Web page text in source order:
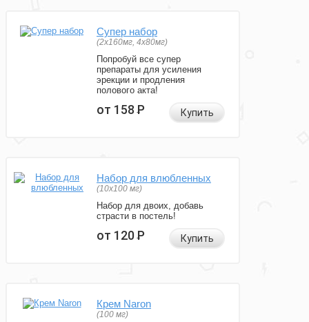
Супер набор
(2х160мг, 4х80мг)
Попробуй все супер
препараты для усиления
эрекции и продления
полового акта!
от 158Р Купить
Набор для влюбленных
(10х100 мг)
Набор для двоих, добавь
страсти в постель!
от 120Р Купить
Крем Naron
(100 мг)